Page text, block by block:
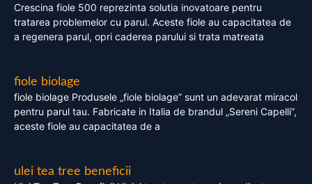
Crescina fiole 500 reprezinta solutia inovatoare pentru
tratarea problemelor cu parul. Aceste fiole au capacitatea de
a regenera parul, opri caderea parului si trata matreata
fiole biolage
fiole biolage Produsele „fiole biolage” sunt un adevarat miracol
pentru parul tau. Fabricate in Italia de brandul „Sereni Capelli”,
aceste fiole au capacitatea de a
ulei tea tree beneficii